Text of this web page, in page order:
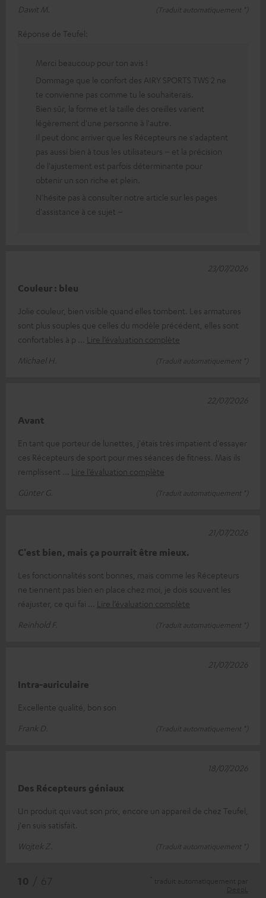
Dawit M.
(Traduit automatiquement *)
Réponse de Teufel:
Merci beaucoup pour ton avis !
Dommage que le confort des AIRY SPORTS TWS 2 ne
te convienne pas comme tu le souhaiterais.
Bien sûr, la forme et la taille des oreilles varient
légèrement d'une personne à l'autre.
Il peut donc arriver que les Récepteurs ne s'adaptent
pas aussi bien à tous les utilisateurs – et la précision
de l'ajustement est parfois déterminante pour
obtenir un son riche et plein.
N'hésite pas à consulter notre article sur les pages
d'assistance à ce sujet –
Couleur : bleu
Jolie couleur, bien visible quand elles tombent. Les armatures
sont plus souples que celles du modèle précédent, elles sont
confortables à p
Lire l’évaluation complète
Michael H.
(Traduit automatiquement *)
23/07/2026
Avant
En tant que porteur de lunettes, j'étais très impatient d'essayer
ces Récepteurs de sport pour mes séances de fitness. Mais ils
remplissent
Lire l’évaluation complète
Günter G.
(Traduit automatiquement *)
22/07/2026
C'est bien, mais ça pourrait être mieux.
Les fonctionnalités sont bonnes, mais comme les Récepteurs
ne tiennent pas bien en place chez moi, je dois souvent les
réajuster, ce qui fai
Lire l’évaluation complète
Reinhold F.
(Traduit automatiquement *)
21/07/2026
Intra-auriculaire
Excellente qualité, bon son
Frank D.
(Traduit automatiquement *)
21/07/2026
Des Récepteurs géniaux
Un produit qui vaut son prix, encore un appareil de chez Teufel,
j'en suis satisfait.
Wojtek Z.
(Traduit automatiquement *)
18/07/2026